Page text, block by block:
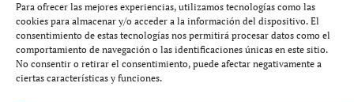
Para ofrecer las mejores experiencias, utilizamos tecnologías como las
cookies para almacenar y/o acceder a la información del dispositivo. El
consentimiento de estas tecnologías nos permitirá procesar datos como el
comportamiento de navegación o las identificaciones únicas en este sitio.
No consentir o retirar el consentimiento, puede afectar negativamente a
ciertas características y funciones.
trascendiera queInstagram habría eliminado parte de
las protecciones de cifrado en determinados
mensajes privados, alimentando el temor de que Meta
pudiera acceder con mayor facilidad a conversaciones